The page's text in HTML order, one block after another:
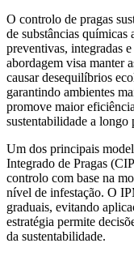
O controlo de pragas
de substâncias químicas
preventivas, integradas
abordagem visa manter
causar desequilíbrios
garantindo ambientes
promove maior
sustentabilidade a longo
Um dos principais
Integrado de Pragas
controlo com base na
nível de infestação. O
graduais, evitando
estratégia permite
da sustentabilidade.